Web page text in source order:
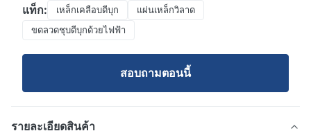
แท็ก: เหล็กเคลือบดีบุก
แผ่นเหล็กวิลาด
ขดลวดชุบดีบุกด้วยไฟฟ้า
สอบถามตอนนี้
รายละเอียดสินค้า